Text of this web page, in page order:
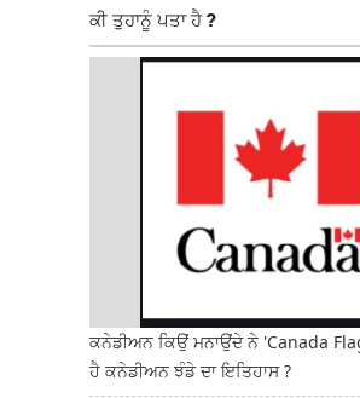
ਕੀ ਤੁਹਾਨੂੰ ਪਤਾ ਹੈ ?
ਕਨੇਡੀਅਨ ਕਿਉਂ ਮਨਾਉਂਦੇ ਨੇ 'Canada
ਹੈ ਕਨੇਡੀਅਨ ਝੰਡੇ ਦਾ ਇਤਿਹਾਸ ?